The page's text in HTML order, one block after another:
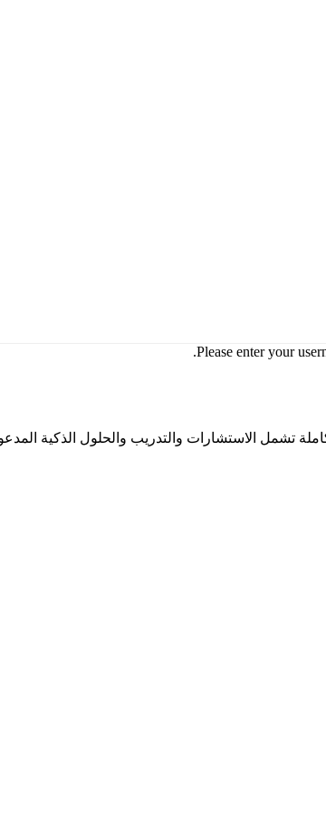
Please enter your
الاستشارات والتدريب والحلول الذكية